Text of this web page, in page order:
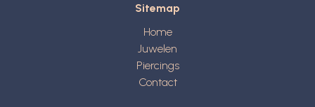
Sitemap
Home
Juwelen
Piercings
Contact